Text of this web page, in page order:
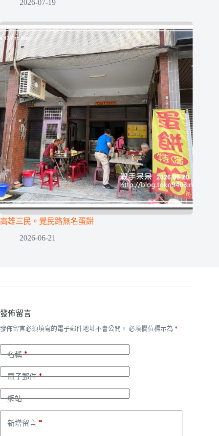
2026-07-19
高雄三民。覺民路無名蛋餅
2026-06-21
發佈留言
發佈留言必須填寫的電子郵件地址不會公開。 必填欄位標示為 *
名稱*
電子郵件*
網站
新增留言 *